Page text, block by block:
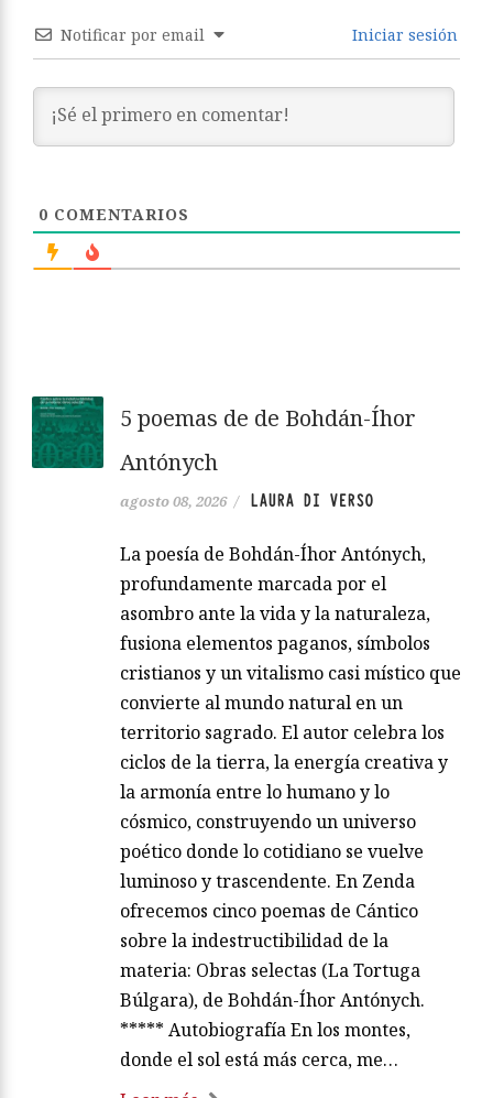
Notificar por email Iniciar sesión
0 COMENTARIOS
5 poemas de de Bohdán-Íhor
Antónych
agosto 08, 2026 / LAURA DI VERSO
La poesía de Bohdán-Íhor Antónych,
profundamente marcada por el
asombro ante la vida y la naturaleza,
fusiona elementos paganos, símbolos
cristianos y un vitalismo casi místico que
convierte al mundo natural en un
territorio sagrado. El autor celebra los
ciclos de la tierra, la energía creativa y
la armonía entre lo humano y lo
cósmico, construyendo un universo
poético donde lo cotidiano se vuelve
luminoso y trascendente. En Zenda
ofrecemos cinco poemas de Cántico
sobre la indestructibilidad de la
materia: Obras selectas (La Tortuga
Búlgara), de Bohdán-Íhor Antónych.
***** Autobiografía En los montes,
donde el sol está más cerca, me…